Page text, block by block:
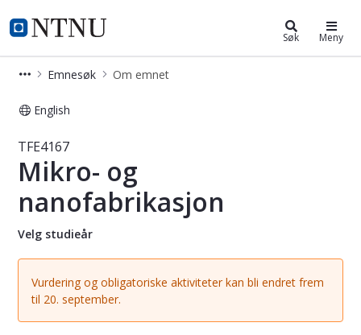
NTNU Hjemmeside
Studier Søk Meny
Emnesøk Om emnet
English
Emne - Mikro- og nanofabrikasjon -
TFE4167
Mikro- og
nanofabrikasjon
Velg studieår
Vurdering og obligatoriske aktiviteter kan bli endret frem
til 20. september.